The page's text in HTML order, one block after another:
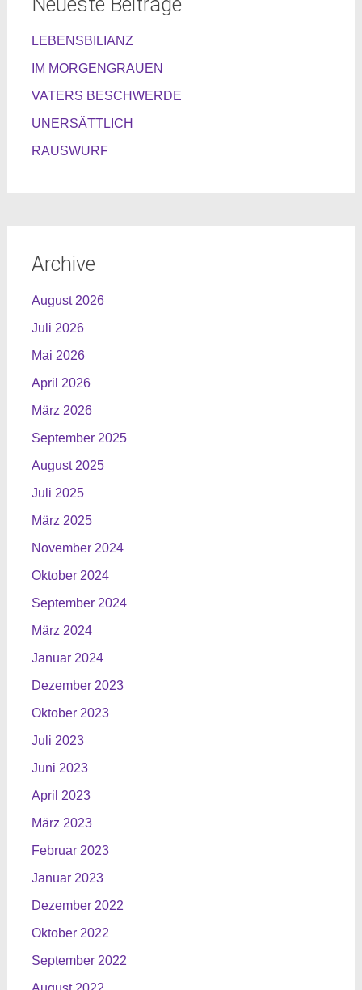
LEBENSBILIANZ
IM MORGENGRAUEN
VATERS BESCHWERDE
UNERSÄTTLICH
RAUSWURF
Archive
August 2026
Juli 2026
Mai 2026
April 2026
März 2026
September 2025
August 2025
Juli 2025
März 2025
November 2024
Oktober 2024
September 2024
März 2024
Januar 2024
Dezember 2023
Oktober 2023
Juli 2023
Juni 2023
April 2023
März 2023
Februar 2023
Januar 2023
Dezember 2022
Oktober 2022
September 2022